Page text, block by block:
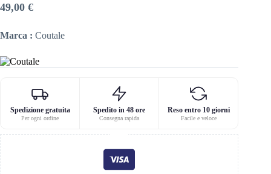
49,00 €
Marca : Coutale
Spedizione gratuita
Per ogni ordine
Spedito in 48 ore
Consegna rapida
Reso entro 10 giorni
Facile e veloce